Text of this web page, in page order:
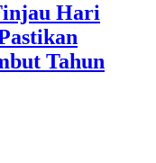
Hari
Tahun